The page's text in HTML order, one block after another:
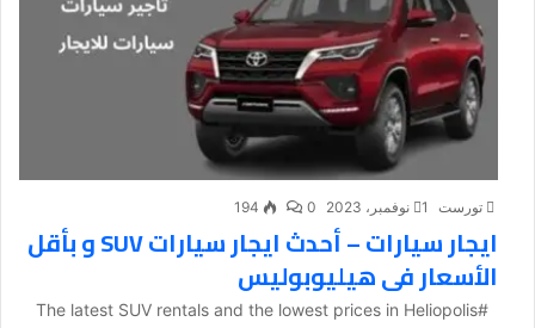
تورست 1 نوفمبر، 2023 0
194
ايجار سيارات – أحدث ايجار سيارات SUV و بأقل
الأسعار فى هيليوبوليس
#The latest SUV rentals and the lowest prices in Heliopolis